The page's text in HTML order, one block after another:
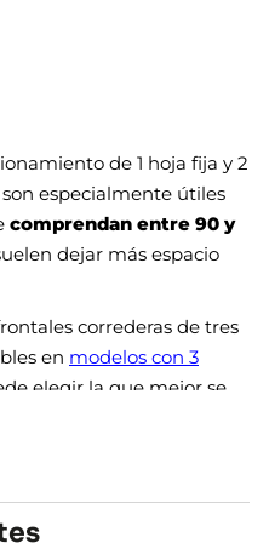
de 1 hoja fija y 2
especialmente útiles
comprendan entre 90 y
dejar más espacio
correderas de tres
en modelos con 3
elegir la que mejor se
ambas
frontal de 3